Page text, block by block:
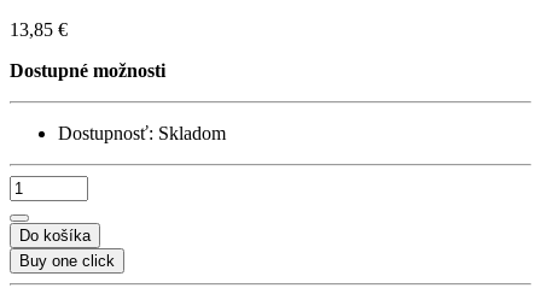
13,85 €
Dostupné možnosti
Dostupnosť: Skladom
Do košíka
Buy one click